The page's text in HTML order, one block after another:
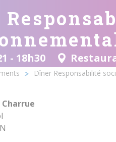
- 18h30
Dîner Responsabilité